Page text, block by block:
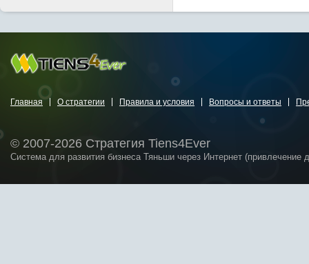
Главная О стратегии Правила и условия Вопросы и ответы
© 2007-2026 Стратегия Tiens4Ever
Система для развития бизнеса Тяньши через Интернет (привлечение